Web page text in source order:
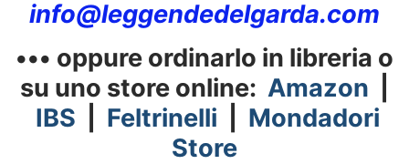
info@leggendedelgarda.com
••• oppure ordinarlo in libreria o
su uno store online: Amazon
IBS
Feltrinelli
Mondadori
Store